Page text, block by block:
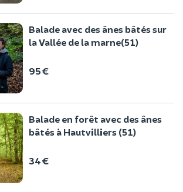
Balade avec des ânes bâtés sur
la Vallée de la marne(51)
95 €
Balade en forêt avec des ânes
bâtés à Hautvilliers (51)
34 €